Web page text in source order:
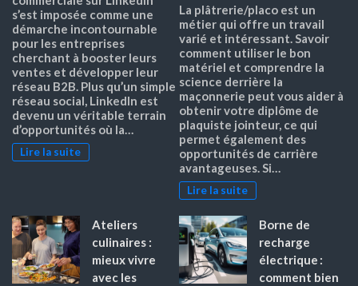
s’est imposée comme une
démarche incontournable
pour les entreprises
cherchant à booster leurs
ventes et développer leur
réseau B2B. Plus qu’un simple
réseau social, LinkedIn est
devenu un véritable terrain
d’opportunités où la…
Lire la suite
La plâtrerie/placo est un
métier qui offre un travail
varié et intéressant. Savoir
comment utiliser le bon
matériel et comprendre la
science derrière la
maçonnerie peut vous aider à
obtenir votre diplôme de
plaquiste jointeur, ce qui
permet également des
opportunités de carrière
avantageuses. Si…
Lire la suite
Ateliers
culinaires :
mieux vivre
avec les
Borne de
recharge
électrique :
comment bien